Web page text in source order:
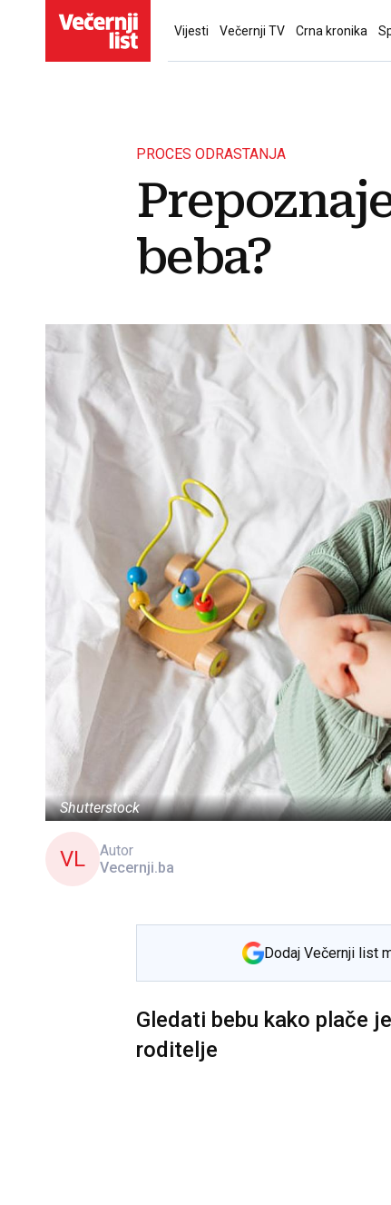
Vijesti Večernji TV Crna kronika
PROCES ODRASTANJA
beba?
Shutterstock
VL
Autor
Vecernji.ba
Dodaj Večernji list
Gledati bebu kako plače
roditelje